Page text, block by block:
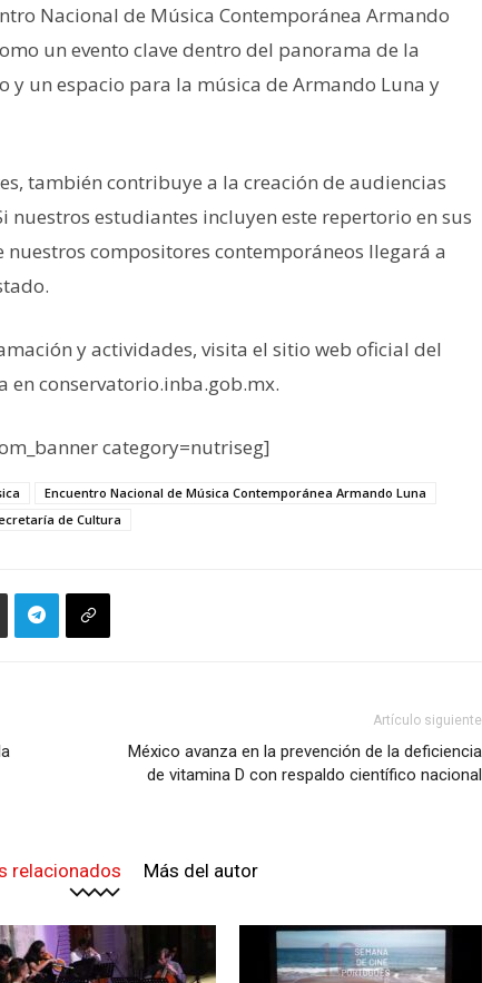
Nacional de Música Contemporánea Armando
un evento clave dentro del panorama de la
y un espacio para la música de Armando Luna y
también contribuye a la creación de audiencias
nuestros estudiantes incluyen este repertorio en sus
compositores contemporáneos llegará a
y actividades, visita el sitio web oficial del
en conservatorio.inba.gob.mx.
category=nutriseg]
Encuentro Nacional de Música Contemporánea Armando Luna
de Cultura
Artículo siguiente
México avanza en la prevención de la deficiencia
de vitamina D con respaldo científico nacional
relacionados Más del autor